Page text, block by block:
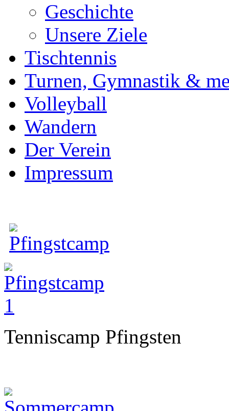
Geschichte
Unsere Ziele
Tischtennis
Turnen, Gymnastik &
Volleyball
Wandern
Der Verein
Impressum
Tenniscamp Pfingsten